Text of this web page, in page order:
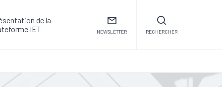
de la
IET
NEWSLETTER RECHERCHER